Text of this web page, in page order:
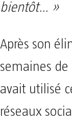
bientôt… »
Après son
semaines
avait utilisé
réseaux